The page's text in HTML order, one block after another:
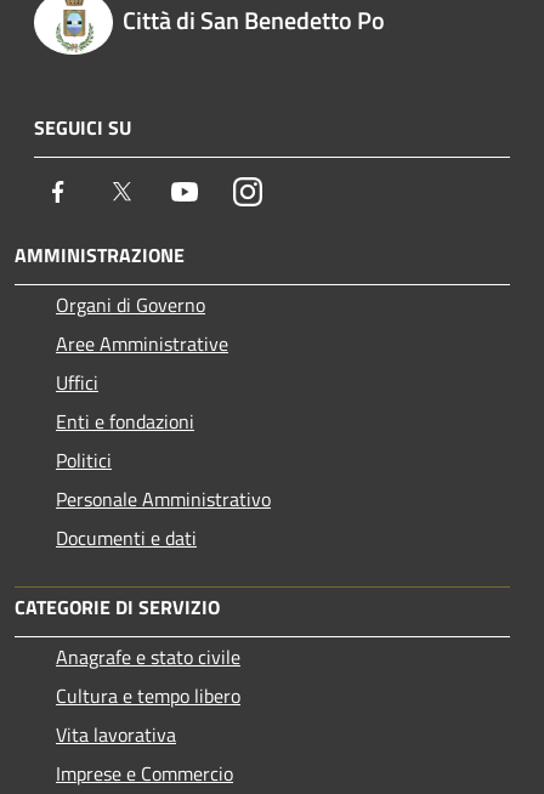
Città di San Benedetto Po
SEGUICI SU
Facebook Twitter YoutubeInstagram
AMMINISTRAZIONE
Organi di Governo
Aree Amministrative
Uffici
Enti e fondazioni
Politici
Personale Amministrativo
Documenti e dati
CATEGORIE DI SERVIZIO
Anagrafe e stato civile
Cultura e tempo libero
Vita lavorativa
Imprese e Commercio